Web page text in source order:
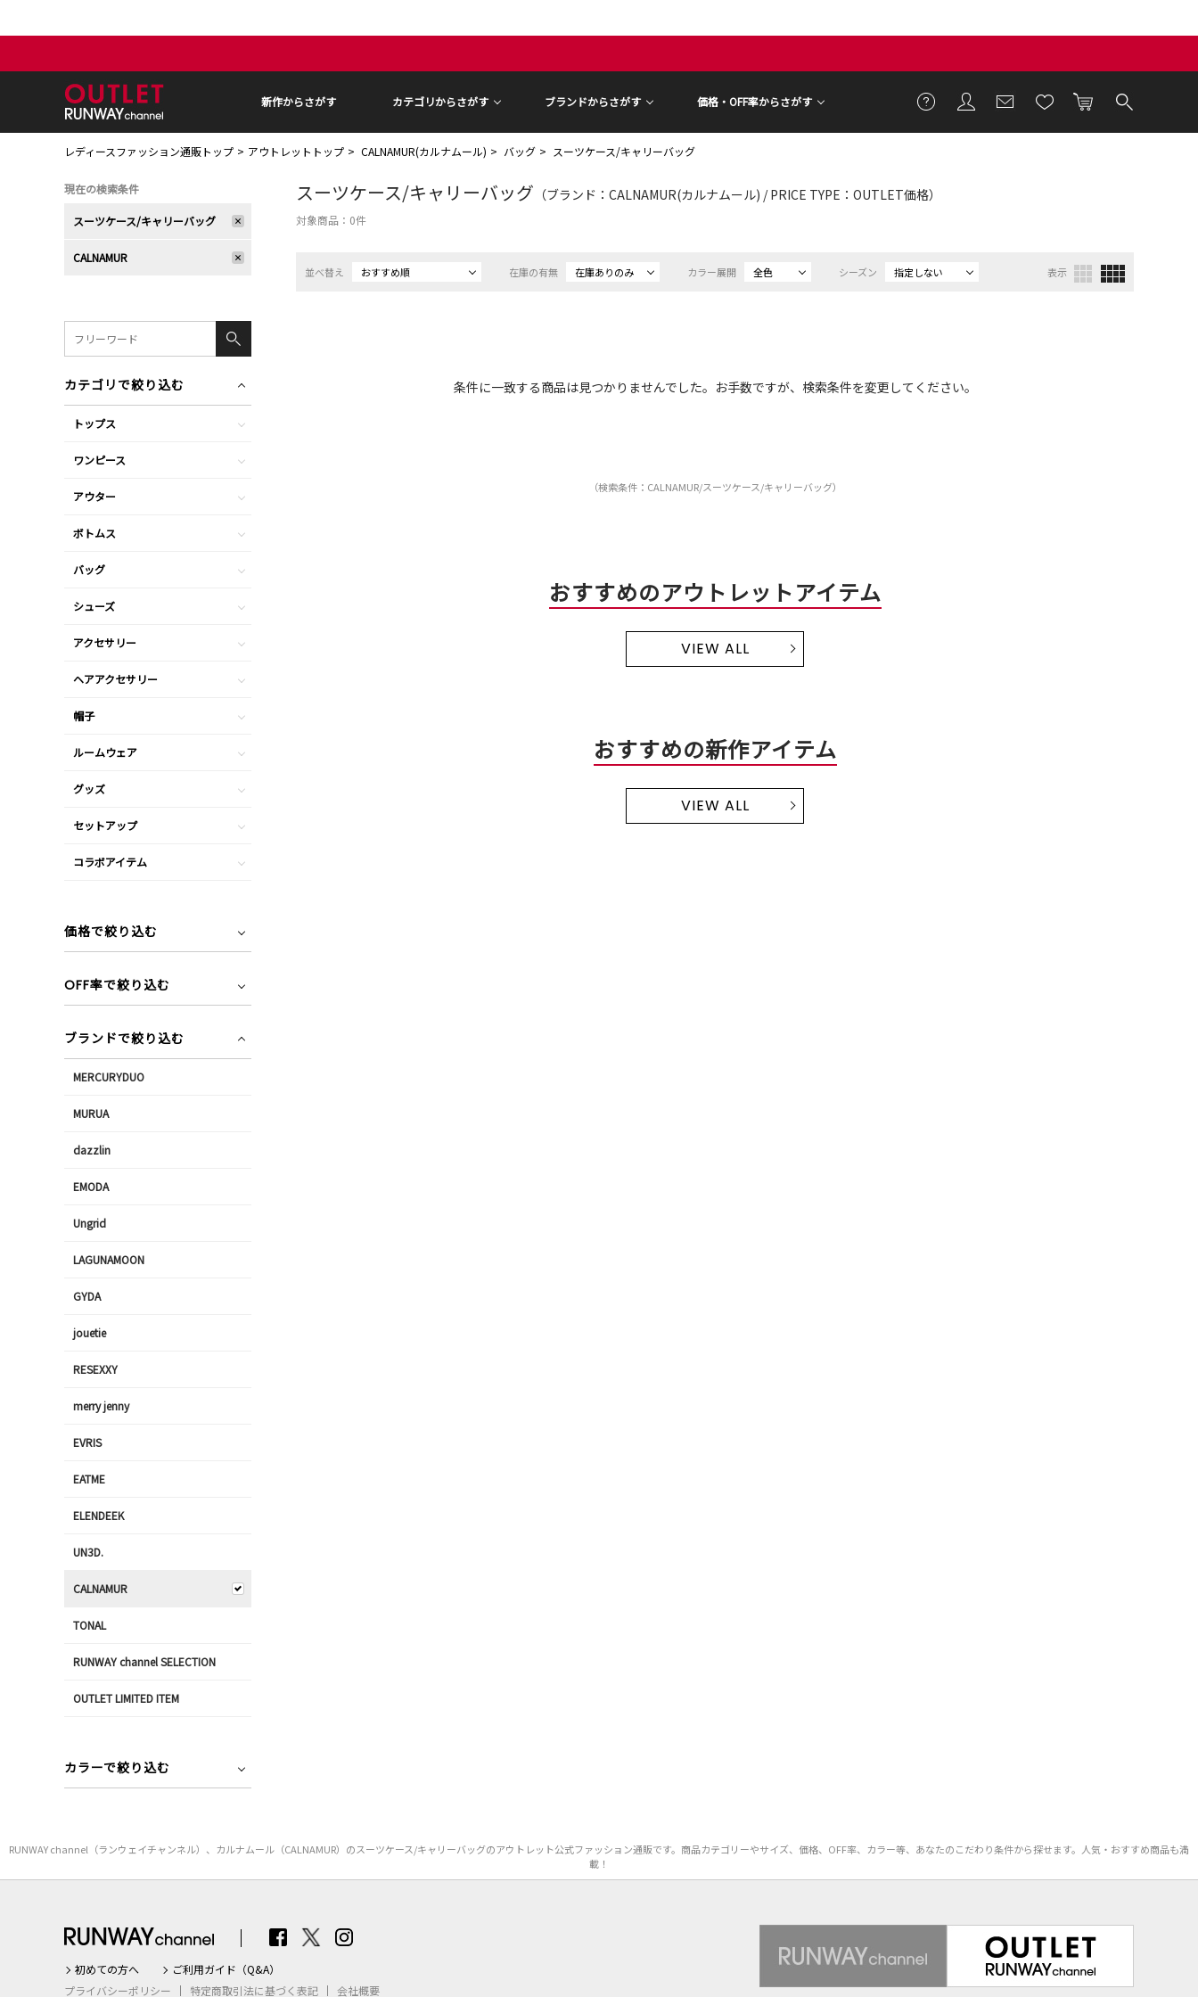
新作からさがす カテゴリからさがす ブランドからさがす 価格・OFF率からさがす
レディースファッション通販トップ アウトレットトップ CALNAMUR(カルナムール) バッグ スーツケース/キャリーバッグ
スーツケース/キャリーバッグ （ブランド：CALNAMUR(カルナムール) / PRICE TYPE：OUTLET価格）
対象商品： 0件
並べ替え おすすめ順 在庫の有無 在庫ありのみ カラー展開 全色 シーズン 指定しない 表示
条件に一致する商品は見つかりませんでした。お手数ですが、検索条件を変更してください。
（検索条件：CALNAMUR/スーツケース/キャリーバッグ）
おすすめのアウトレットアイテム
VIEW ALL
おすすめの新作アイテム
VIEW ALL
現在の検索条件
スーツケース/キャリーバッグ
CALNAMUR
カテゴリで絞り込む
トップス
ワンピース
アウター
ボトムス
バッグ
シューズ
アクセサリー
ヘアアクセサリー
帽子
ルームウェア
グッズ
セットアップ
コラボアイテム
価格で絞り込む
OFF率で絞り込む
ブランドで絞り込む
MERCURYDUO
MURUA
dazzlin
EMODA
Ungrid
LAGUNAMOON
GYDA
jouetie
RESEXXY
merry jenny
EVRIS
EATME
ELENDEEK
UN3D.
CALNAMUR
TONAL
RUNWAY channel SELECTION
OUTLET LIMITED ITEM
カラーで絞り込む
RUNWAY channel（ランウェイチャンネル）、カルナムール（CALNAMUR）のスーツケース/キャリーバッグのアウトレット公式ファッション通販です。商品カテゴリーやサイズ、価格、OFF率、カラー等、あなたのこだわり条件から探せます。人気・おすすめ商品も満
載！
初めての方へ
ご利用ガイド（Q&A）
プライバシーポリシー
特定商取引法に基づく表記 会社概要